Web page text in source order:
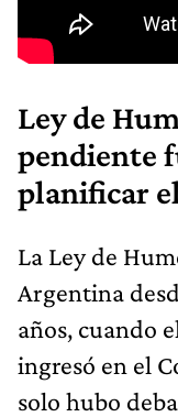
Ley de
pendiente
planificar
La Ley de
Argentina
años, cuando
ingresó en el
solo hubo